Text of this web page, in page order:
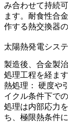
み合わせて持続
ます。耐食性合
作する熱交換器
太陽熱発電シス
製造後、合金製
処理工程を経ます
熱処理 ： 硬度や
イクル条件下で
処理は内部応力
ち、極限熱条件